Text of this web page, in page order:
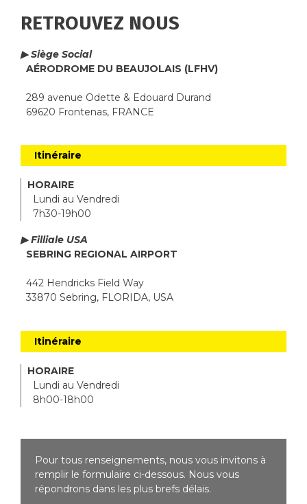
RETROUVEZ NOUS
▶ Siège Social
AÉRODROME DU BEAUJOLAIS (LFHV)
289 avenue Odette & Edouard Durand
69620 Frontenas, FRANCE
Itinéraire
HORAIRE
Lundi au Vendredi
7h30-19h00
▶ Filliale USA
SEBRING REGIONAL AIRPORT
442 Hendricks Field Way
33870 Sebring, FLORIDA, USA
Itinéraire
HORAIRE
Lundi au Vendredi
8h00-18h00
Pour tous renseignements, nous vous invitons à
remplir le formulaire ci-dessous. Nous vous
répondrons dans les plus brefs délais.